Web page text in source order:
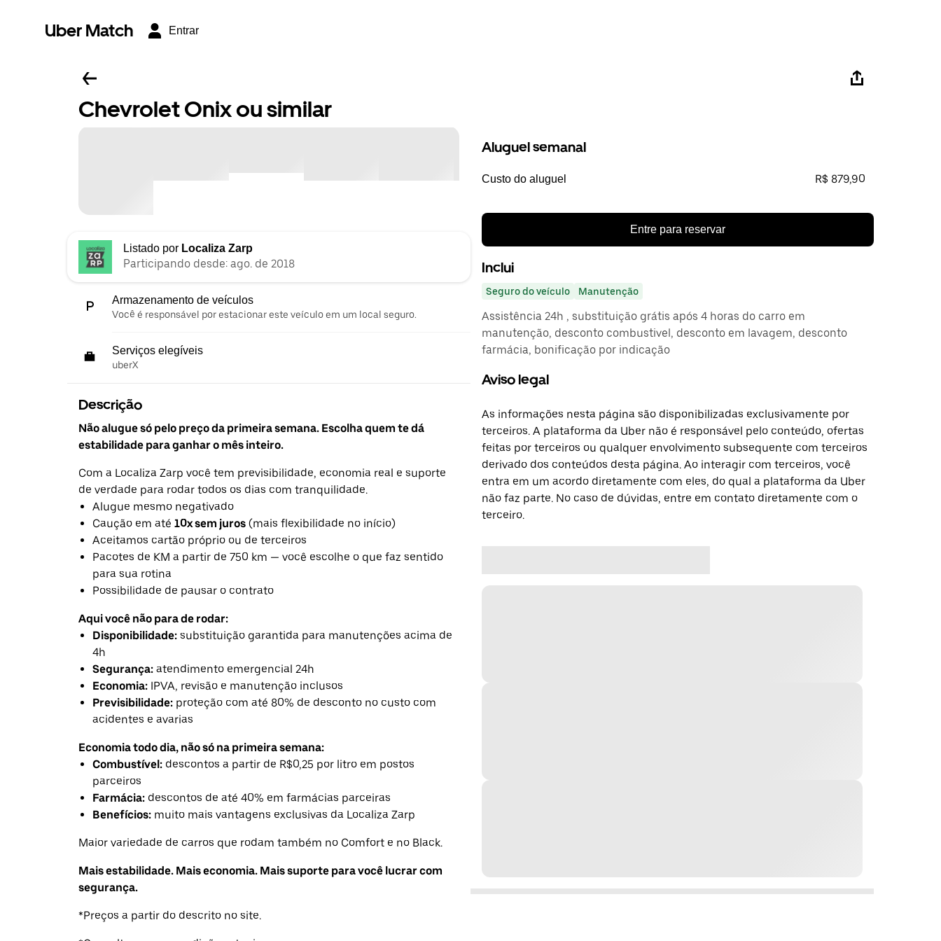
Uber Match Entrar
Chevrolet Onix ou similar
Listado por Localiza Zarp
Participando desde: ago. de 2018
Armazenamento de veículos
Você é responsável por estacionar este veículo em um local seguro.
Serviços elegíveis
uberX
Descrição
Não alugue só pelo preço da primeira semana. Escolha quem te dá
estabilidade para ganhar o mês inteiro.
Com a Localiza Zarp você tem previsibilidade, economia real e suporte
de verdade para rodar todos os dias com tranquilidade.
Alugue mesmo negativado
Caução em até 10x sem juros (mais flexibilidade no início)
Aceitamos cartão próprio ou de terceiros
Pacotes de KM a partir de 750 km — você escolhe o que faz sentido
para sua rotina
Possibilidade de pausar o contrato
Aqui você não para de rodar:
Disponibilidade: substituição garantida para manutenções acima de
4h
Segurança: atendimento emergencial 24h
Economia: IPVA, revisão e manutenção inclusos
Previsibilidade: proteção com até 80% de desconto no custo com
acidentes e avarias
Economia todo dia, não só na primeira semana:
Combustível: descontos a partir de R$0,25 por litro em postos
parceiros
Farmácia: descontos de até 40% em farmácias parceiras
Benefícios: muito mais vantagens exclusivas da Localiza Zarp
Maior variedade de carros que rodam também no Comfort e no Black.
Mais estabilidade. Mais economia. Mais suporte para você lucrar com
segurança.
*Preços a partir do descrito no site.
Aluguel semanal
Custo do aluguel R$ 879,90
Entre para reservar
Inclui
Seguro do veículo Manutenção
Assistência 24h , substituição grátis após 4 horas do carro em
manutenção, desconto combustivel, desconto em lavagem, desconto
farmácia, bonificação por indicação
Aviso legal
As informações nesta página são disponibilizadas exclusivamente por
terceiros. A plataforma da Uber não é responsável pelo conteúdo, ofertas
feitas por terceiros ou qualquer envolvimento subsequente com terceiros
derivado dos conteúdos desta página. Ao interagir com terceiros, você
entra em um acordo diretamente com eles, do qual a plataforma da Uber
não faz parte. No caso de dúvidas, entre em contato diretamente com o
terceiro.